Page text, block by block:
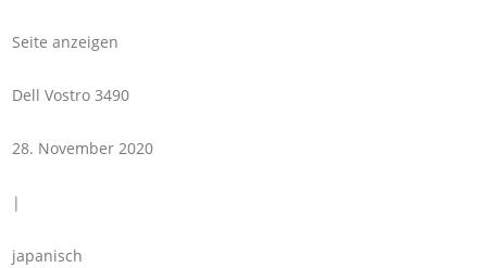
Seite anzeigen
Dell Vostro 3490
28. November 2020
|
japanisch